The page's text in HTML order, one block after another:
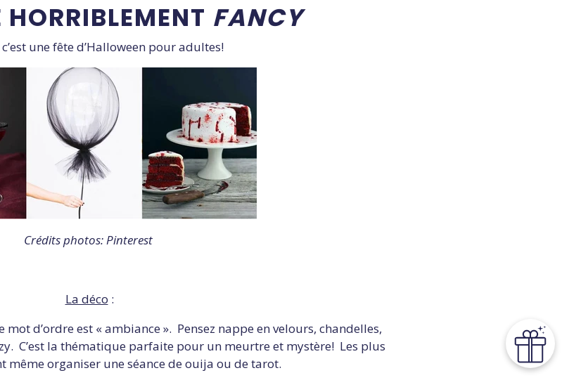
HORRIBLEMENT FANCY
une fête d’Halloween pour adultes!
Crédits photos: Pinterest
La déco :
d’ordre est « ambiance ». Pensez nappe en velours, chandelles,
C’est la thématique parfaite pour un meurtre et mystère! Les plus
même organiser une séance de ouija ou de tarot.